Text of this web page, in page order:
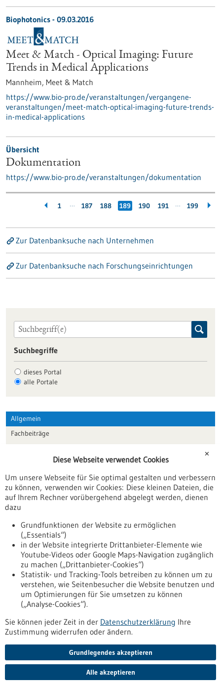
Biophotonics - 09.03.2016
Meet & Match - Optical Imaging: Future
Trends in Medical Applications
Mannheim, Meet & Match
https://www.bio-pro.de/veranstaltungen/vergangene-
veranstaltungen/meet-match-optical-imaging-future-trends-
in-medical-applications
Übersicht
Dokumentation
https://www.bio-pro.de/veranstaltungen/dokumentation
1 … 187 188 189 190 191 … 199
Zur Datenbanksuche nach Unternehmen
Zur Datenbanksuche nach Forschungseinrichtungen
Suchbegriffe
dieses Portal
alle Portale
Allgemein
Fachbeiträge
Veranstaltungen
Erscheinungsdatum
Nach oben
Informiert bleiben
Newsletter abonnieren
✕
Diese Webseite verwendet Cookies
Um unsere Webseite für Sie optimal gestalten und verbessern
zu können, verwenden wir Cookies: Diese kleinen Dateien, die
auf Ihrem Rechner vorübergehend abgelegt werden, dienen
dazu
Grundfunktionen der Website zu ermöglichen
(„Essentials“)
in der Website integrierte Drittanbieter-Elemente wie
Youtube-Videos oder Google Maps-Navigation zugänglich
zu machen („Drittanbieter-Cookies“)
Statistik- und Tracking-Tools betreiben zu können um zu
verstehen, wie Seitenbesucher die Website benutzen und
um Optimierungen für Sie umsetzen zu können
(„Analyse-Cookies“).
Sie können jeder Zeit in der Datenschutzerklärung Ihre
Zustimmung widerrufen oder ändern.
Grundlegendes akzeptieren
Alle akzeptieren